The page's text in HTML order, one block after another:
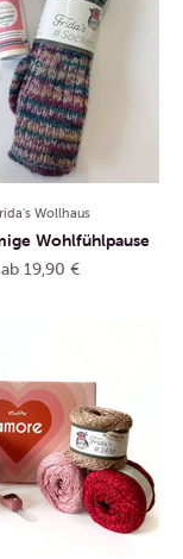
Wollhaus
Wohlfühlpause
Angebot
ab 19,90 €